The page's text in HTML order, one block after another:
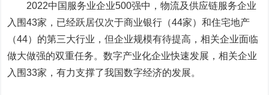
2022中国服务业企业500强中，物流及供应链服务企业
入围43家，已经跃居仅次于商业银行（44家）和住宅地产
（44）的第三大行业，但企业规模有待提高，相关企业面临
做大做强的双重任务。数字产业化企业快速发展，相关企业
入围33家，有力支撑了我国数字经济的发展。